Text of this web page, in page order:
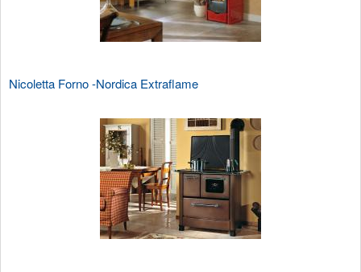
Nicoletta Forno -Nordica Extraflame